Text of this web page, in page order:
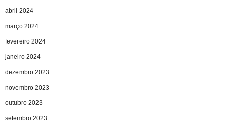
abril 2024
março 2024
fevereiro 2024
janeiro 2024
dezembro 2023
novembro 2023
outubro 2023
setembro 2023